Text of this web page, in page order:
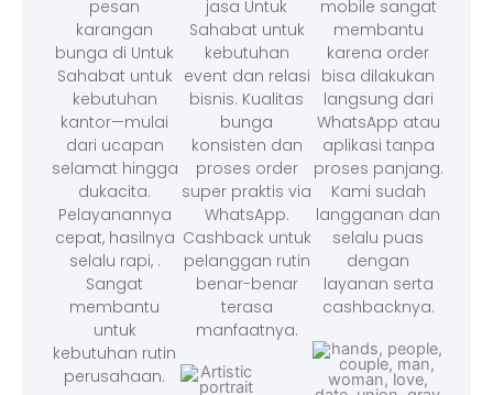
pesan
karangan
bunga di Untuk
Sahabat untuk
kebutuhan
kantor—mulai
dari ucapan
selamat hingga
dukacita.
Pelayanannya
cepat, hasilnya
selalu rapi, .
Sangat
membantu
untuk
kebutuhan rutin
perusahaan.
jasa Untuk
Sahabat untuk
kebutuhan
event dan relasi
bisnis. Kualitas
bunga
konsisten dan
proses order
super praktis via
WhatsApp.
Cashback untuk
pelanggan rutin
benar-benar
terasa
manfaatnya.
mobile sangat
membantu
karena order
bisa dilakukan
langsung dari
WhatsApp atau
aplikasi tanpa
proses panjang.
Kami sudah
langganan dan
selalu puas
dengan
layanan serta
cashbacknya.